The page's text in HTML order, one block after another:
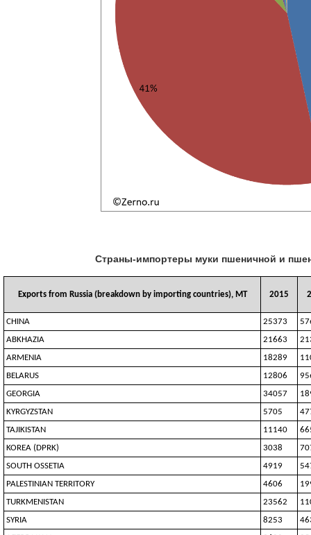
Страны-импортеры муки пшеничной и
Exports from Russia (breakdown by importing countries), MT 2015
CHINA 25373
ABKHAZIA
21663
ARMENIA
18289
BELARUS
12806
GEORGIA
34057
KYRGYZSTAN
5705
TAJIKISTAN
11140
KOREA (DPRK)
3038
SOUTH OSSETIA
4919
PALESTINIAN TERRITORY
4606
TURKMENISTAN
23562
SYRIA
8253